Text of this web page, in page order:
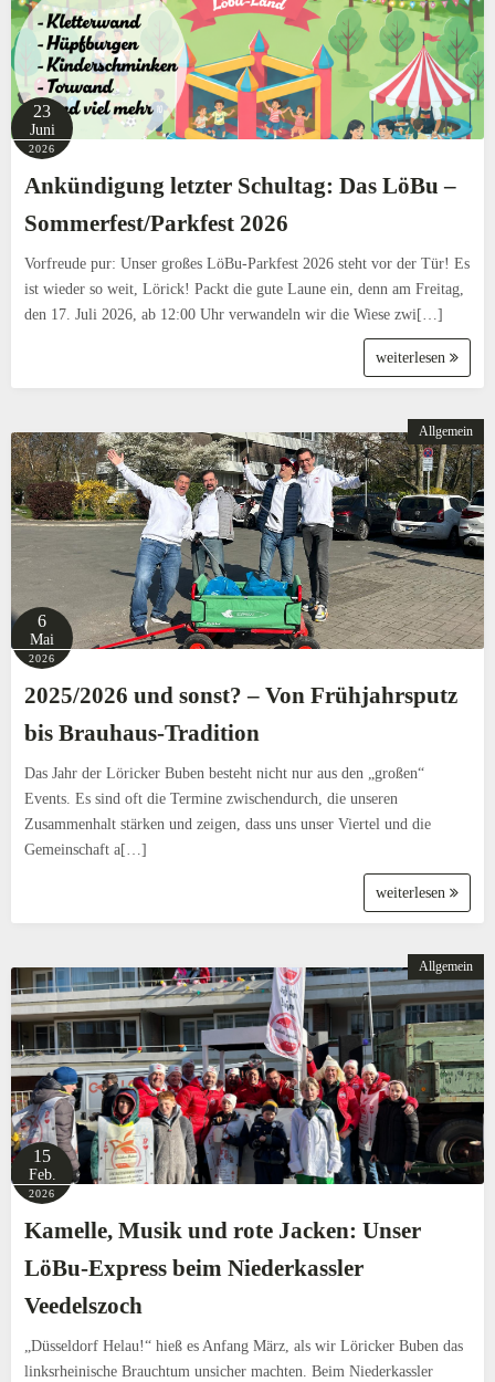
23
Juni
2026
Ankündigung letzter Schultag: Das LöBu –
Sommerfest/Parkfest 2026
Vorfreude pur: Unser großes LöBu-Parkfest 2026 steht vor der Tür! Es
ist wieder so weit, Lörick! Packt die gute Laune ein, denn am Freitag,
den 17. Juli 2026, ab 12:00 Uhr verwandeln wir die Wiese zwi[…]
weiterlesen
Allgemein
6
Mai
2026
2025/2026 und sonst? – Von Frühjahrsputz
bis Brauhaus-Tradition
Das Jahr der Löricker Buben besteht nicht nur aus den „großen“
Events. Es sind oft die Termine zwischendurch, die unseren
Zusammenhalt stärken und zeigen, dass uns unser Viertel und die
Gemeinschaft a[…]
weiterlesen
Allgemein
15
Feb.
2026
Kamelle, Musik und rote Jacken: Unser
LöBu-Express beim Niederkassler
Veedelszoch
„Düsseldorf Helau!“ hieß es Anfang März, als wir Löricker Buben das
linksrheinische Brauchtum unsicher machten. Beim Niederkassler